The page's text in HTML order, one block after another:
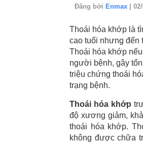
Đăng bởi Enmax |
Thoái hóa khớp là
cao tuổi nhưng đến
Thoái hóa khớp
người bệnh, gây
triệu chứng thoái
trạng bệnh.
Thoái hóa khớp
độ xương giảm,
thoái hóa khớp.
không được chữa